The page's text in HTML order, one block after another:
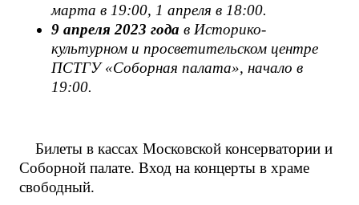
марта в 19:00, 1 апреля в 18:00.
9 апреля 2023 года в Историко-
культурном и просветительском центре
ПСТГУ «Соборная палата», начало в
19:00.
Билеты в кассах Московской консерватории и
Соборной палате. Вход на концерты в храме
свободный.